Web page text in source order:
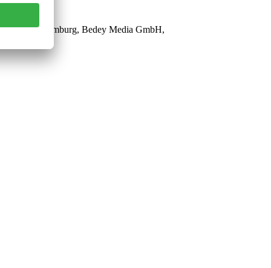
Radar, Hamburg, Bedey Media GmbH,